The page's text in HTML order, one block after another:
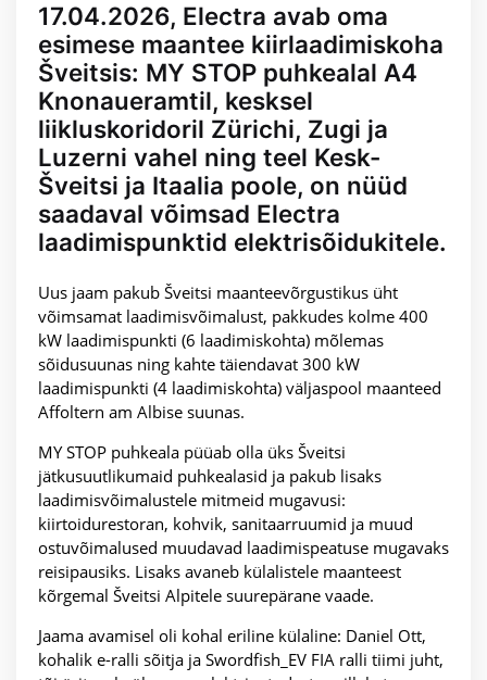
17.04.2026, Electra avab oma
esimese maantee kiirlaadimiskoha
Šveitsis: MY STOP puhkealal A4
Knonaueramtil, kesksel
liikluskoridoril Zürichi, Zugi ja
Luzerni vahel ning teel Kesk-
Šveitsi ja Itaalia poole, on nüüd
saadaval võimsad Electra
laadimispunktid elektrisõidukitele.
Uus jaam pakub Šveitsi maanteevõrgustikus üht
võimsamat laadimisvõimalust, pakkudes kolme 400
kW laadimispunkti (6 laadimiskohta) mõlemas
sõidusuunas ning kahte täiendavat 300 kW
laadimispunkti (4 laadimiskohta) väljaspool maanteed
Affoltern am Albise suunas.
MY STOP puhkeala püüab olla üks Šveitsi
jätkusuutlikumaid puhkealasid ja pakub lisaks
laadimisvõimalustele mitmeid mugavusi:
kiirtoidurestoran, kohvik, sanitaarruumid ja muud
ostuvõimalused muudavad laadimispeatuse mugavaks
reisipausiks. Lisaks avaneb külalistele maanteest
kõrgemal Šveitsi Alpitele suurepärane vaade.
Jaama avamisel oli kohal eriline külaline: Daniel Ott,
kohalik e-ralli sõitja ja Swordfish_EV FIA ralli tiimi juht,